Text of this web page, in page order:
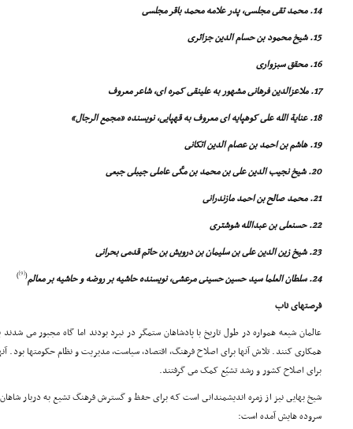
14. محمد تقى مجلسى، پدر علامه محمد باقر مجلسى
15. شیخ محمود بن حسام الدین جزائرى
16. محقق سبزوارى
17. ملاعزالدین فرهانى مشهور به علینقى کمره اى، شاعر معروف
18. عنایة الله على کوهپایه اى معروف به قهپایى، نویسنده «مجمع الرجال»
19. هاشم بن احمد بن عصام الدین اتکانى
20. شیخ نجیب الدین على بن محمد بن مکّى عاملى جیبلى جبعى
21. محمد صالح بن احمد مازندرانى
22. حسنعلى بن عبدالله شوشترى
23. شیخ زین الدین على بن سلیمان بن درویش بن حاتم قدمى بحرانى
24. سلطان العلما سید حسین حسینى مرعشى، نویسنده حاشیه بر روضه و حاشیه بر معالم
(
[9]
)
فرصتهاى ناب
عالمان شیعه همواره در طول تاریخ با پادشاهان ستمگر در نبرد بودند اما گاه مجبور مى
همکارى کنند. تلاش آنها براى اصلاح فرهنگ، اقتصاد، سیاست، مدیریت و نظام حکومتها بود.
براى اصلاح کشور و رشد تشیّع کمک مى گرفتند.
شیخ بهایى نیز از زمره اندیشمندانى است که براى حفظ و گسترش فرهنگ تشیع به دربار
سروده هایش آمده است: